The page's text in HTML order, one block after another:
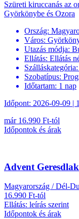
Szüreti kiruccanás az
Györkönybe és Ozora
Ország:
Város:
Utazás módja:
Ellátás: Ellátás
Szálláskategória:
Szobatípus:
Időtartam: 1 nap
Időpont: 2026-09-09 |
már 16.990 Ft-tól
Időpontok és árak
Advent Geresdlak
Magyarország / Dél-
16.990 Ft-tól
Ellátás: leírás szerint
Időpontok és árak